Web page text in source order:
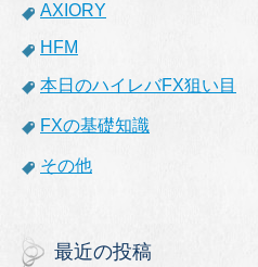
AXIORY
HFM
本日のハイレバFX狙い目
FXの基礎知識
その他
最近の投稿